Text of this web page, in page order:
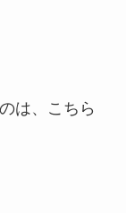
は、こちら